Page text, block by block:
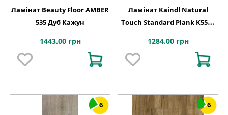
Ламінат Beauty Floor AMBER
535 Дуб Кажун
1443.00 грн
Ламінат Kaindl Natural
Touch Standard Plank K5573
1284.00 грн
6 6